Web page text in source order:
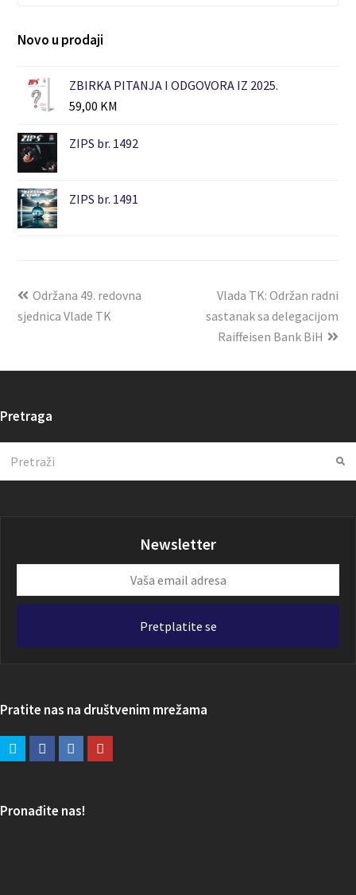
Novo u prodaji
ZBIRKA PITANJA I ODGOVORA IZ 2025.
59,00 KM
ZIPS br. 1492
ZIPS br. 1491
Održana 49. redovna
sjednica Vlade TK
Vlada TK: Održan radni
sastanak sa delegacijom
Raiffeisen Bank BiH
Pretraga
Newsletter
email
Pretplatite se
Pratite nas na društvenim mrežama
Pronađite nas!